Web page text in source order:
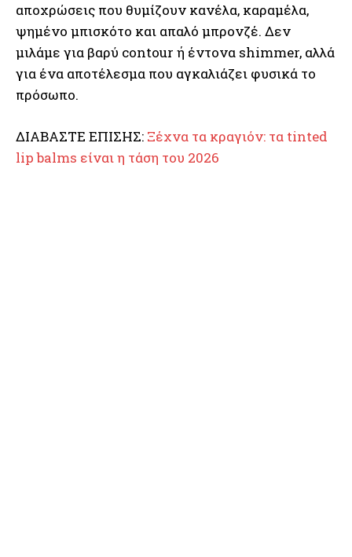
αποχρώσεις που θυμίζουν κανέλα, καραμέλα,
ψημένο μπισκότο και απαλό μπρονζέ. Δεν
μιλάμε για βαρύ contour ή έντονα shimmer, αλλά
για ένα αποτέλεσμα που αγκαλιάζει φυσικά το
πρόσωπο.
ΔΙΑΒΑΣΤΕ ΕΠΙΣΗΣ: Ξέχνα τα κραγιόν: τα tinted
lip balms είναι η τάση του 2026